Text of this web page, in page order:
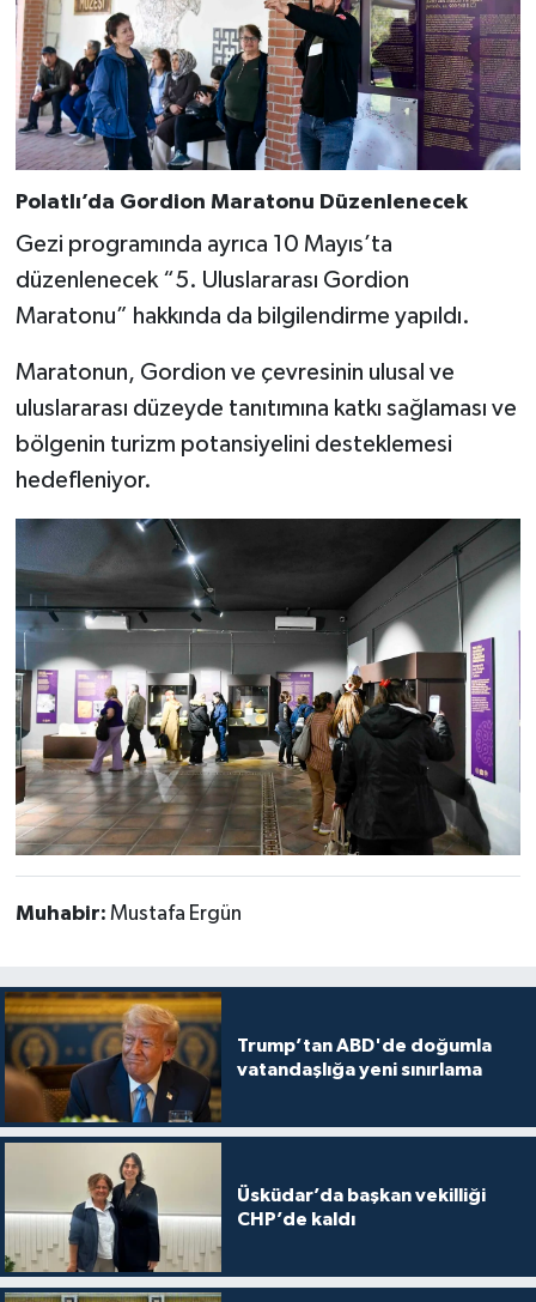
Polatlı’da Gordion Maratonu Düzenlenecek
Gezi programında ayrıca 10 Mayıs’ta
düzenlenecek “5. Uluslararası Gordion
Maratonu” hakkında da bilgilendirme yapıldı.
Maratonun, Gordion ve çevresinin ulusal ve
uluslararası düzeyde tanıtımına katkı sağlaması ve
bölgenin turizm potansiyelini desteklemesi
hedefleniyor.
Muhabir: Mustafa Ergün
Trump’tan ABD'de doğumla
vatandaşlığa yeni sınırlama
Üsküdar’da başkan vekilliği
CHP’de kaldı